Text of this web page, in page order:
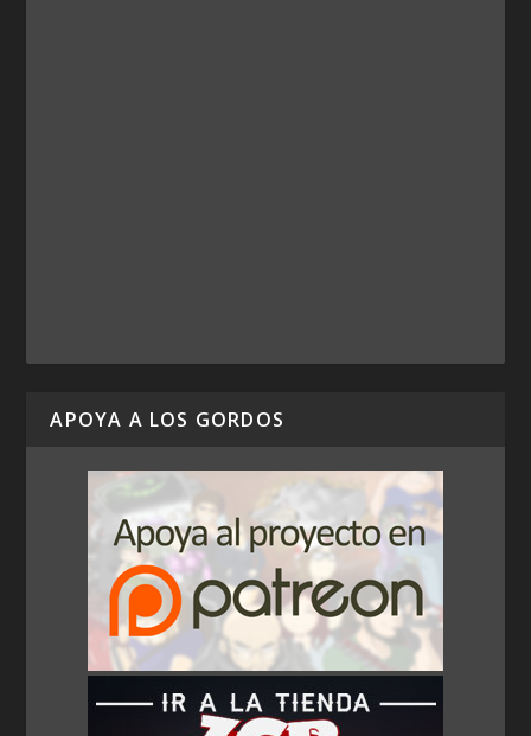
APOYA A LOS GORDOS